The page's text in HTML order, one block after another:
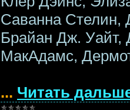
Саванна Стелин,
Брайан Дж. Уайт,
МакАдамс,
... Читать